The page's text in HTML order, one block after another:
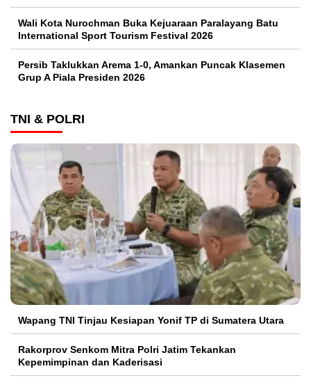
Wali Kota Nurochman Buka Kejuaraan Paralayang Batu
International Sport Tourism Festival 2026
Persib Taklukkan Arema 1-0, Amankan Puncak Klasemen
Grup A Piala Presiden 2026
TNI & POLRI
Wapang TNI Tinjau Kesiapan Yonif TP di Sumatera Utara
Rakorprov Senkom Mitra Polri Jatim Tekankan
Kepemimpinan dan Kaderisasi